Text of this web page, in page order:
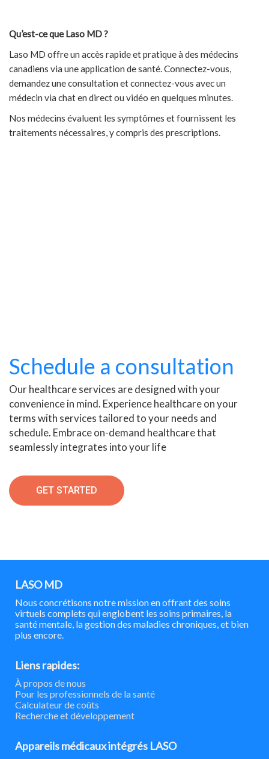
Qu’est-ce que Laso MD ?
Laso MD offre un accès rapide et pratique à des médecins
canadiens via une application de santé. Connectez-vous,
demandez une consultation et connectez-vous avec un
médecin via chat en direct ou vidéo en quelques minutes.
Nos médecins évaluent les symptômes et fournissent les
traitements nécessaires, y compris des prescriptions.
Schedule a consultation
Our healthcare services are designed with your
convenience in mind. Experience healthcare on your
terms with services tailored to your needs and
schedule. Embrace on-demand healthcare that
seamlessly integrates into your life
GET STARTED
LASO MD
Nous concrétisons notre mission en offrant des soins
virtuels complets qui englobent les soins primaires, la
santé mentale, la gestion des maladies chroniques, et bien
plus encore.
Liens rapides:
À propos de nous
Pour les professionnels de la santé
Calculateur de coûts
Recherche et développement
Appareils médicaux intégrés LASO